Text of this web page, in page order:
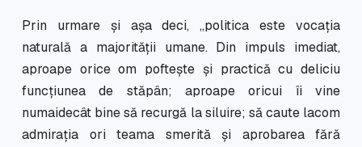
Prin urmare și așa deci, „politica este vocaţia
naturală a majorităţii umane. Din impuls imediat,
aproape orice om pofteşte şi practică cu deliciu
funcţiunea de stăpân; aproape oricui îi vine
numaidecât bine să recurgă la siluire; să caute lacom
admiraţia ori teama smerită şi aprobarea fără